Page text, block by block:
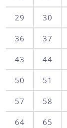
29 30
36 37
43 44
50 51
57 58
64 65